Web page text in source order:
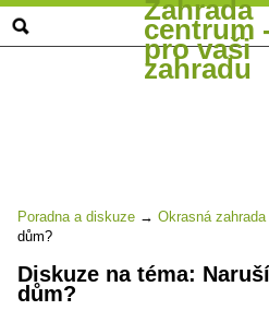
Zahrada
centrum
pro vaši
zahradu
Poradna a diskuze → Okrasná zahrada
dům?
Diskuze na téma:
dům?